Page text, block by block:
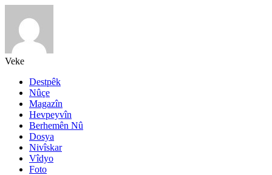
Veke
Destpêk
Nûçe
Magazîn
Hevpeyvîn
Berhemên Nû
Dosya
Nivîskar
Vîdyo
Foto